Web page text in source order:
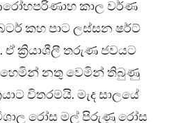
කාල වර්ණ
කහ පාට ලස්සන ෂර්ට්
ඒ ක්‍රියාශීලී තරුණ ජවයට
නතු වෙමින් තිබුණු
විතරමයි. මැද සාලයේ
රෝස මල් පිරුණු රෝස